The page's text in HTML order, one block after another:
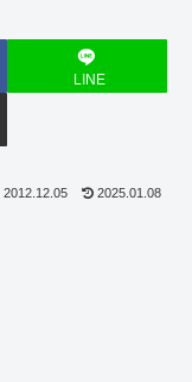
LINE
2012.12.05 2025.01.08